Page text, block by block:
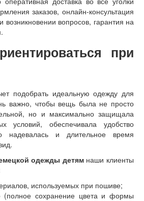
заказов, онлайн-консультация
возникновении вопросов, гарантия на
при
подобрать идеальную одежду для
важно, чтобы вещь была не просто
но и максимально защищала
условий, обеспечивала удобство
надевалась и длительное время
одежды детямнаши клиенты
используемых при пошиве;
(полное сохранение цвета и формы